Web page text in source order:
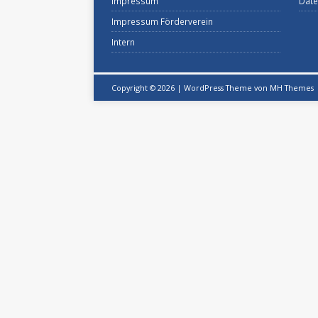
Impressum Förderverein
Intern
Copyright © 2026 | WordPress Theme von MH Themes